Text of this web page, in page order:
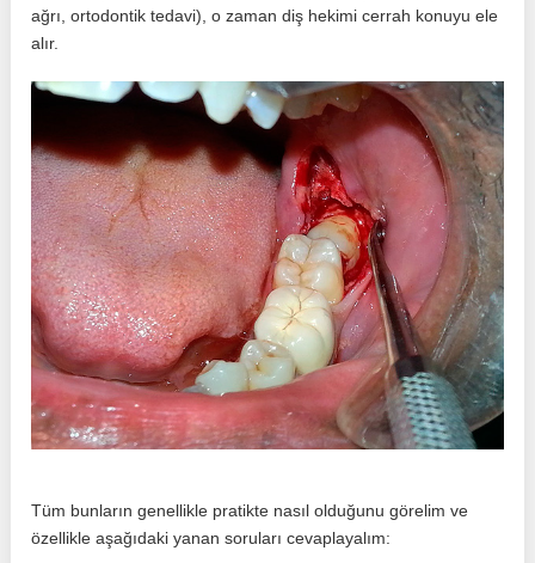
ağrı, ortodontik tedavi), o zaman diş hekimi cerrah konuyu ele
alır.
Tüm bunların genellikle pratikte nasıl olduğunu görelim ve
özellikle aşağıdaki yanan soruları cevaplayalım: